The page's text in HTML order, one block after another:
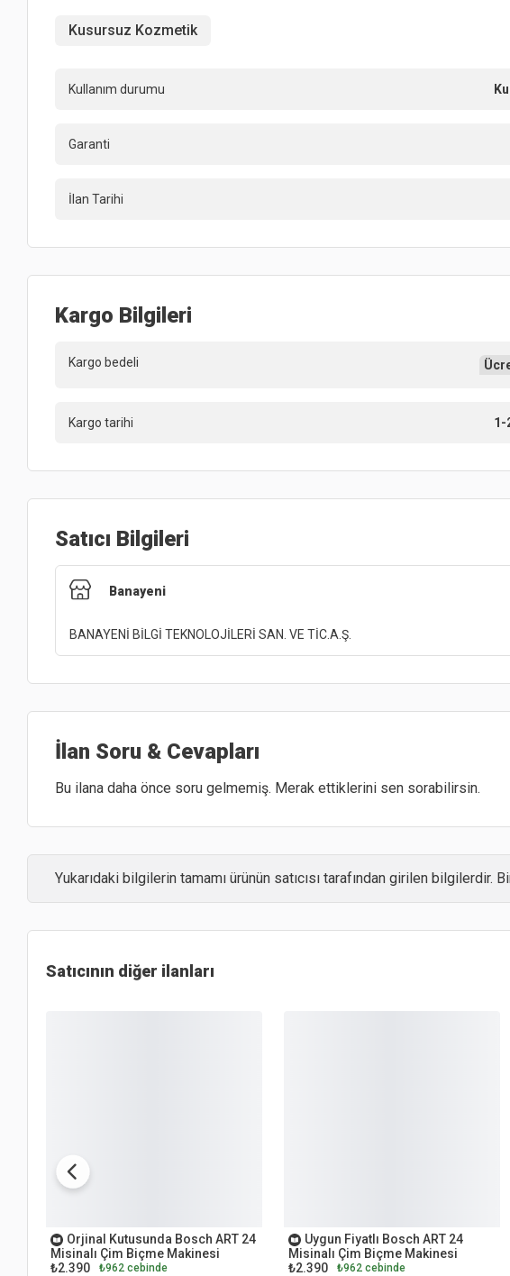
Kusursuz Kozmetik
Kullanım durumu
Garanti
İlan Tarihi
Kargo Bilgileri
Kargo bedeli
Kargo tarihi 1-
Satıcı Bilgileri
Banayeni
BANAYENİ BİLGİ TEKNOLOJİLERİ SAN. VE TİC.A.Ş.
İlan Soru & Cevapları
Bu ilana daha önce soru gelmemiş. Merak ettiklerini sen sorabilirsin.
Yukarıdaki bilgilerin tamamı ürünün satıcısı tarafından girilen bilgilerdir.
Satıcının diğer ilanları
Orjinal Kutusunda Bosch ART 24
Misinalı Çim Biçme Makinesi
₺2.390
₺962 cebinde
Uygun Fiyatlı Bosch ART 24
Misinalı Çim Biçme Makinesi
₺2.390
₺962 cebinde